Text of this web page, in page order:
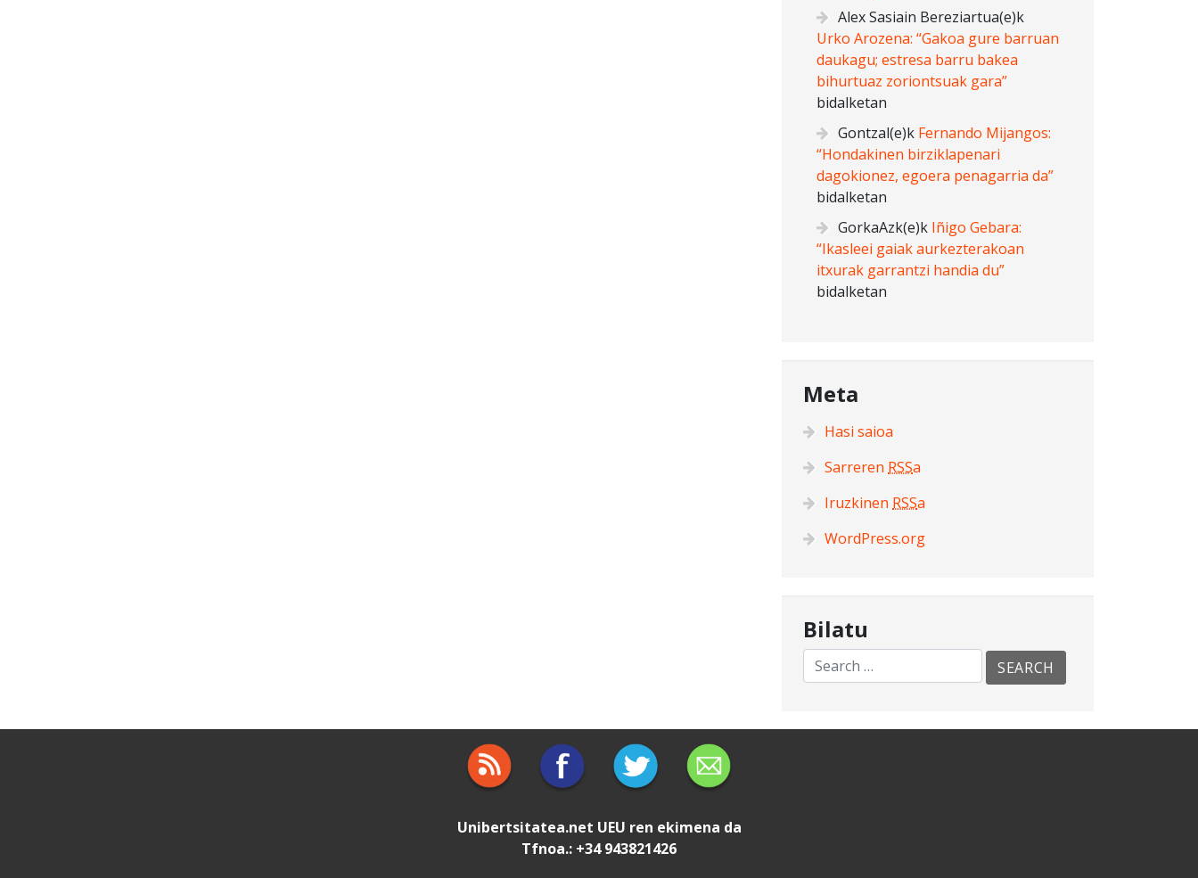
Alex Sasiain Bereziartua(e)k
Urko Arozena: “Gakoa gure barruan
daukagu; estresa barru bakea
bihurtuaz zoriontsuak gara”
bidalketan
Gontzal(e)k Fernando Mijangos:
“Hondakinen birziklapenari
dagokionez, egoera penagarria da”
bidalketan
GorkaAzk(e)k Iñigo Gebara:
“Ikasleei gaiak aurkezterakoan
itxurak garrantzi handia du”
bidalketan
Meta
Hasi saioa
Sarreren RSSa
Iruzkinen RSSa
WordPress.org
Bilatu
Unibertsitatea.net UEU ren ekimena da
Tfnoa.: +34 943821426